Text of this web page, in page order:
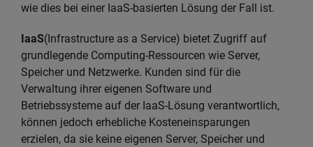
wie dies bei einer IaaS-basierten Lösung der Fall ist.
IaaS(Infrastructure as a Service) bietet Zugriff auf
grundlegende Computing-Ressourcen wie Server,
Speicher und Netzwerke. Kunden sind für die
Verwaltung ihrer eigenen Software und
Betriebssysteme auf der IaaS-Lösung verantwortlich,
können jedoch erhebliche Kosteneinsparungen
erzielen, da sie keine eigenen Server, Speicher und